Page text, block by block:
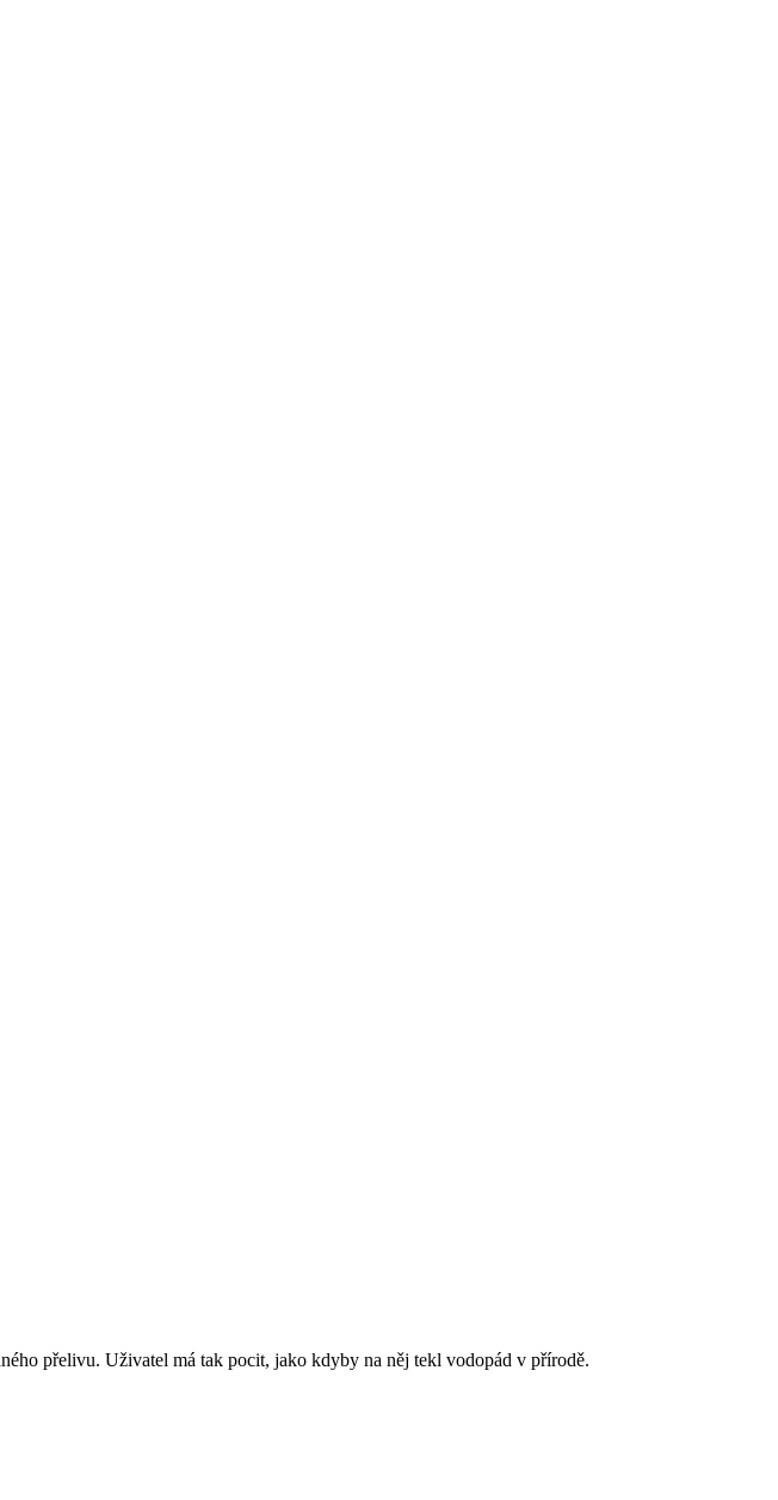
přelivu. Uživatel má tak pocit, jako kdyby na něj tekl vodopád v přírodě.